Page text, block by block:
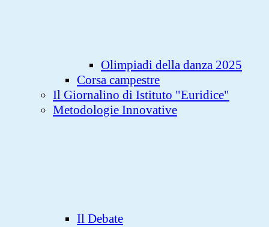
Olimpiadi della danza 2025
Corsa campestre
Il Giornalino di Istituto "Euridice"
Metodologie Innovative
Il Debate